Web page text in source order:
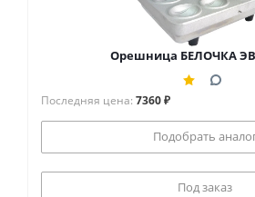
Орешница БЕЛОЧКА
Последняя цена: 7360 ₽
Подобрать
Под заказ